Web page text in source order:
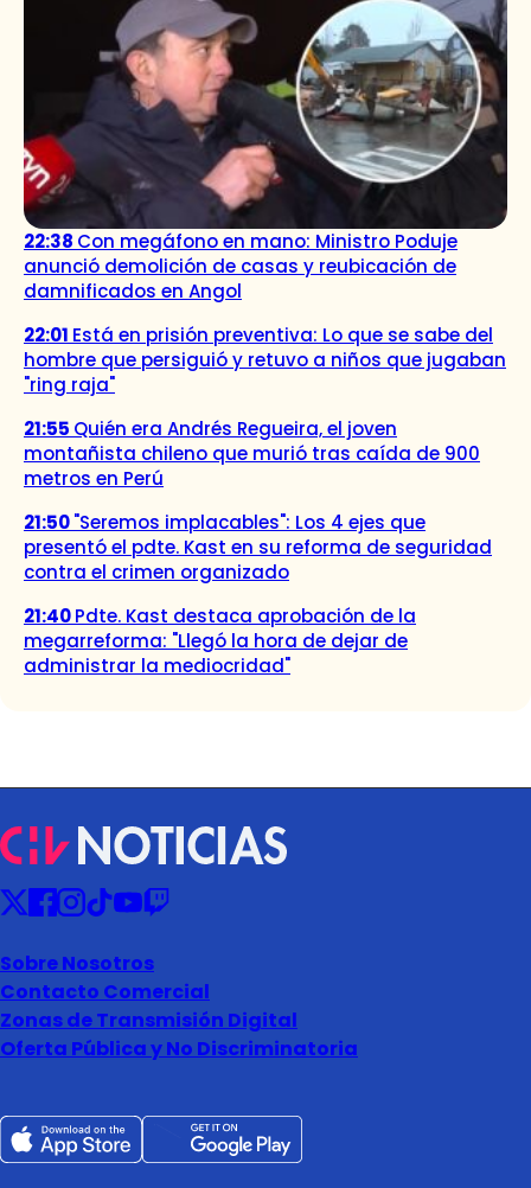
22:38 Con megáfono en mano: Ministro Poduje
anunció demolición de casas y reubicación de
damnificados en Angol
22:01 Está en prisión preventiva: Lo que se sabe del
hombre que persiguió y retuvo a niños que jugaban
"ring raja"
21:55 Quién era Andrés Regueira, el joven
montañista chileno que murió tras caída de 900
metros en Perú
21:50"Seremos implacables": Los 4 ejes que
presentó el pdte. Kast en su reforma de seguridad
contra el crimen organizado
21:40Pdte. Kast destaca aprobación de la
megarreforma: "Llegó la hora de dejar de
administrar la mediocridad"
Sobre Nosotros
Contacto Comercial
Zonas de Transmisión Digital
Oferta Pública y No Discriminatoria